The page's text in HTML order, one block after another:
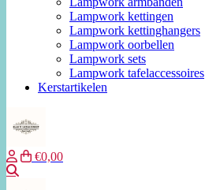
Lampwork kettingen
Lampwork kettinghangers
Lampwork oorbellen
Lampwork sets
Lampwork tafelaccessoires
Kerstartikelen
€0,00